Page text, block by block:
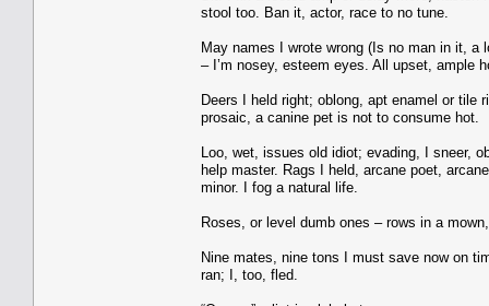
stool too. Ban it, actor, race to no tune.
May names I wrote wrong (Is no man in it, a
– I’m nosey, esteem eyes. All upset, ample
Deers I held right; oblong, apt enamel or tile
prosaic, a canine pet is not to consume hot.
Loo, wet, issues old idiot; evading, I sneer,
help master. Rags I held, arcane poet,
minor. I fog a natural life.
Roses, or level dumb ones – rows in a
Nine mates, nine tons I must save now on
ran; I, too, fled.